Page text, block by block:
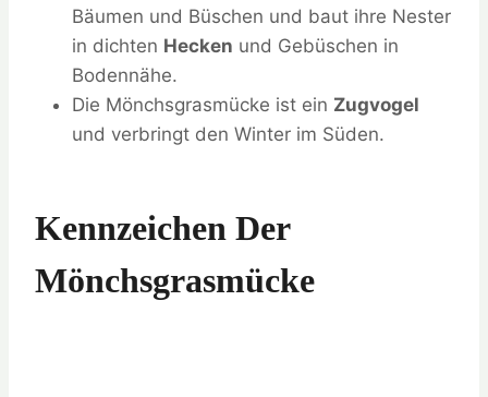
Bäumen und Büschen und baut ihre Nester
in dichten Hecken und Gebüschen in
Bodennähe.
Die Mönchsgrasmücke ist ein Zugvogel
und verbringt den Winter im Süden.
Kennzeichen Der
Mönchsgrasmücke